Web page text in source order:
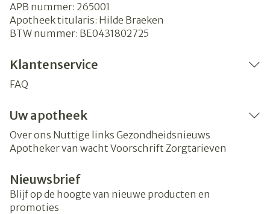
APB nummer: 265001
Apotheek titularis: Hilde Braeken
BTW nummer: BE0431802725
Klantenservice
FAQ
Uw apotheek
Over ons Nuttige links Gezondheidsnieuws
Apotheker van wacht Voorschrift Zorgtarieven
Nieuwsbrief
Blijf op de hoogte van nieuwe producten en
promoties